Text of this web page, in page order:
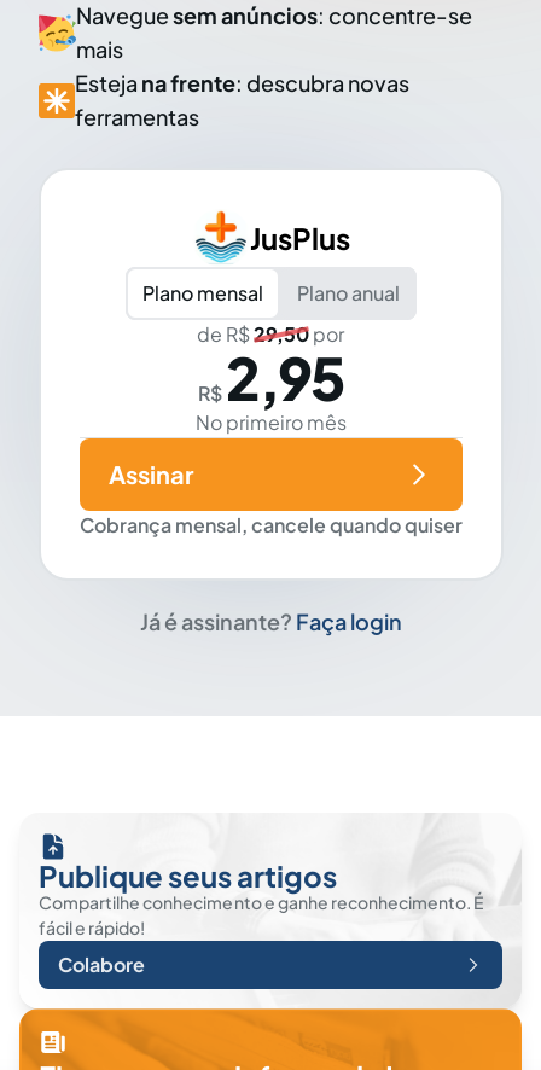
Naveguesem anúncios: concentre-se
mais
Esteja na frente: descubra novas
ferramentas
JusPlus
Plano mensal
Plano anual
de R$29,50por
R$ 2,95
No primeiro mês
Cobrança mensal, cancele quando quiser
Assinar
Já é assinante? Faça login
Publique seus artigos
Compartilhe conhecimento e ganhe reconhecimento. É
fácil e rápido!
Colabore